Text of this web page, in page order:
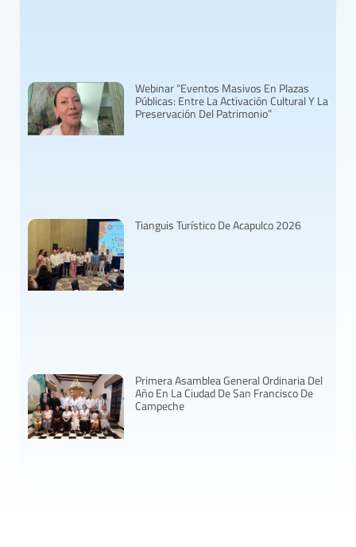
Webinar “Eventos Masivos En Plazas
Públicas: Entre La Activación Cultural Y La
Preservación Del Patrimonio”
Tianguis Turístico De Acapulco 2026
Primera Asamblea General Ordinaria Del
Año En La Ciudad De San Francisco De
Campeche